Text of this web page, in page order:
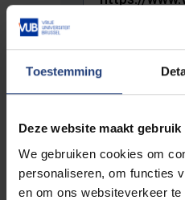
Toestemming
Deze website maakt
We gebruiken cookies om
personaliseren, om functies
en om ons websiteverkeer
The full URL of the